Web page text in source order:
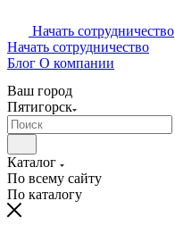
Начать сотрудничество
Начать сотрудничество
Блог О компании
Ваш город
Пятигорск
Каталог
По всему сайту
По каталогу